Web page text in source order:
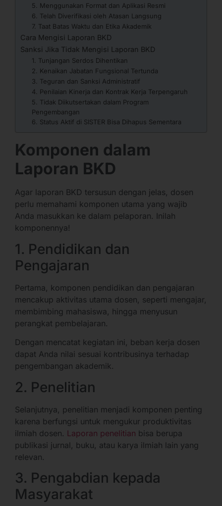
5. Menggunakan Format dan Aplikasi Resmi
6. Telah Diverifikasi oleh Atasan Langsung
7. Taat Batas Waktu dan Etika Akademik
Cara Mengisi Laporan BKD
Sanksi Jika Tidak Mengisi Laporan BKD
1. Tunjangan Serdos Dihentikan
2. Kenaikan Jabatan Fungsional Tertunda
3. Teguran dan Sanksi Administratif
4. Penilaian Kinerja dan Kontrak Kerja Terpengaruh
5. Tidak Diikutsertakan dalam Program
Pengembangan
6. Status Aktif di SISTER Bisa Dihapus Sementara
Komponen dalam
Laporan BKD
Agar laporan BKD tersusun dengan jelas, dosen
perlu memahami komponen utama yang wajib
Anda masukkan ke dalam pelaporan. Inilah
komponennya!
1. Pendidikan dan
Pengajaran
Pertama, komponen pendidikan dan pengajaran
mencakup aktivitas utama dosen, seperti mengajar,
membimbing mahasiswa, hingga menyusun
perangkat pembelajaran.
Dengan mencatat kegiatan ini, beban kerja dosen
dapat Anda nilai sesuai kontribusinya terhadap
pengembangan akademik.
2. Penelitian
Selanjutnya, penelitian menjadi komponen penting
karena berfungsi untuk mengukur produktivitas
ilmiah dosen. Laporan penelitian bisa berupa
publikasi jurnal, buku, atau karya ilmiah lain yang
relevan.
3. Pengabdian kepada
Masyarakat